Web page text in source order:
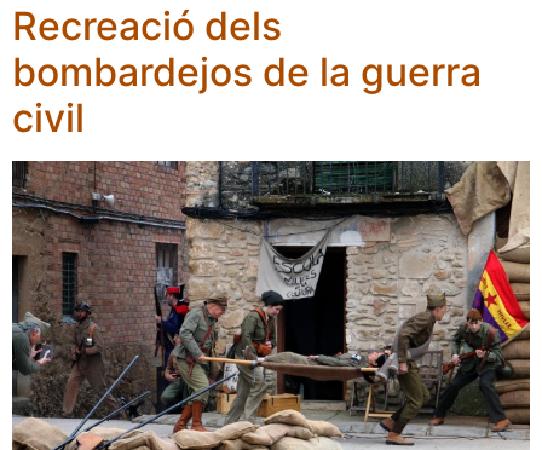
Recreació dels
bombardejos de la guerra
civil